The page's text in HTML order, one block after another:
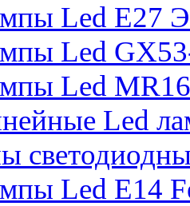
Led E27
Led
Led
Led
Led E14